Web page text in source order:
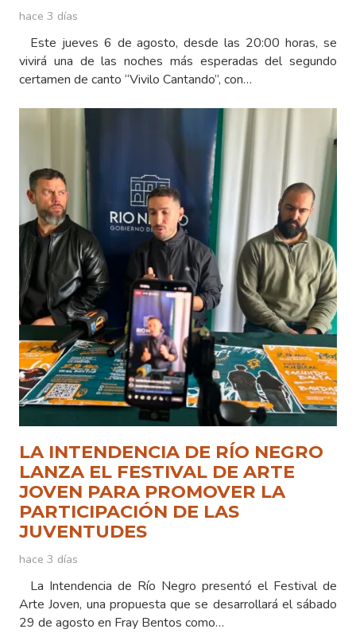
hace 3 días
Este jueves 6 de agosto, desde las 20:00 horas, se
vivirá una de las noches más esperadas del segundo
certamen de canto “Vivilo Cantando”, con…
LA INTENDENCIA DE RÍO NEGRO
LANZA EL FESTIVAL DE ARTE
JOVEN PARA PROMOVER LA
PARTICIPACIÓN DE LAS
JUVENTUDES
hace 3 días
La Intendencia de Río Negro presentó el Festival de
Arte Joven, una propuesta que se desarrollará el sábado
29 de agosto en Fray Bentos como…